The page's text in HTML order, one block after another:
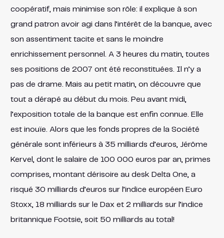
coopératif, mais minimise son rôle: il explique à son
grand patron avoir agi dans l’intérêt de la banque, avec
son assentiment tacite et sans le moindre
enrichissement personnel. A 3 heures du matin, toutes
ses positions de 2007 ont été reconstituées. Il n’y a
pas de drame. Mais au petit matin, on découvre que
tout a dérapé au début du mois. Peu avant midi,
l’exposition totale de la banque est enfin connue. Elle
est inouïe. Alors que les fonds propres de la Société
générale sont inférieurs à 35 milliards d’euros, Jérôme
Kervel, dont le salaire de 100 000 euros par an, primes
comprises, montant dérisoire au desk Delta One, a
risqué 30 milliards d’euros sur l’indice européen Euro
Stoxx, 18 milliards sur le Dax et 2 milliards sur l’indice
britannique Footsie, soit 50 milliards au total!